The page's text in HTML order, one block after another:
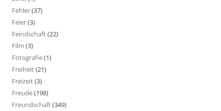
Fehler(37)
Feier(3)
Feindschaft(22)
Film (3)
Fotografie(1)
Freiheit(21)
Freizeit(3)
Freude(198)
Freundschaft(349)